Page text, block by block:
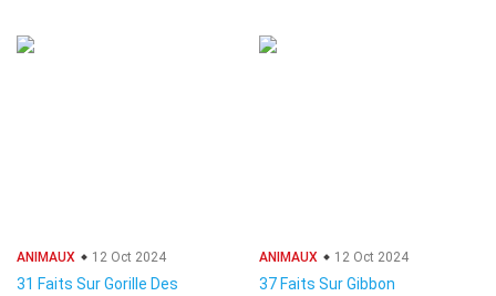
ANIMAUX 12 Oct 2024
31 Faits Sur Gorille Des
ANIMAUX 12 Oct 2024
37 Faits Sur Gibbon